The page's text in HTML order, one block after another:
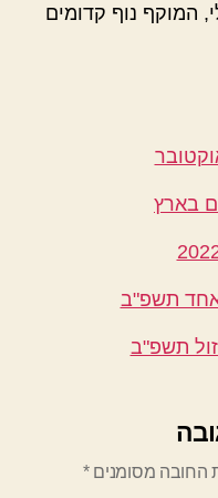
המוקף נוף קדומים
בארץ
תשפ"ב
תשפ"ב
החובה מסומנים*